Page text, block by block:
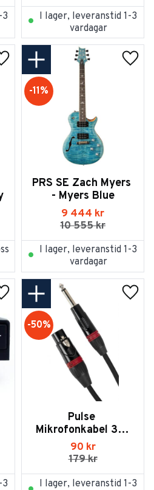
I lager, leveranstid 1-3
vardagar
Lägg till i favoriter
PRS SE Zach Myers
- Myers Blue
9 444 kr
10 555kr
11%
I lager, leveranstid 1-3
vardagar
Lägg till i favoriter
Pulse
Mikrofonkabel 3m
Jack/XLR
(obalanserad
90 kr
179kr
50%
I lager, leveranstid 1-3